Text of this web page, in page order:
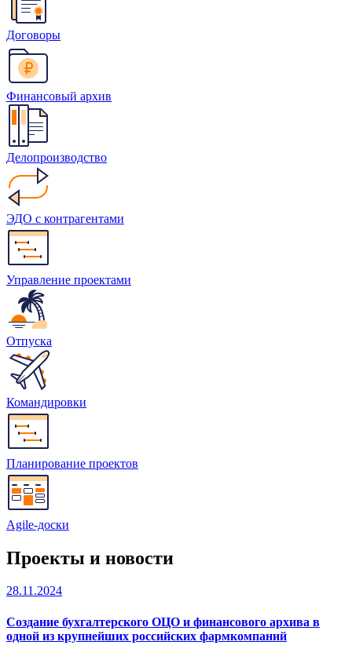
Договоры
Финансовый архив
Делопроизводство
ЭДО с контрагентами
Управление проектами
Отпуска
Командировки
Планирование проектов
Agile-доски
Проекты и новости
28.11.2024
Создание бухгалтерского ОЦО и финансового архива в
одной из крупнейших российских фармкомпаний